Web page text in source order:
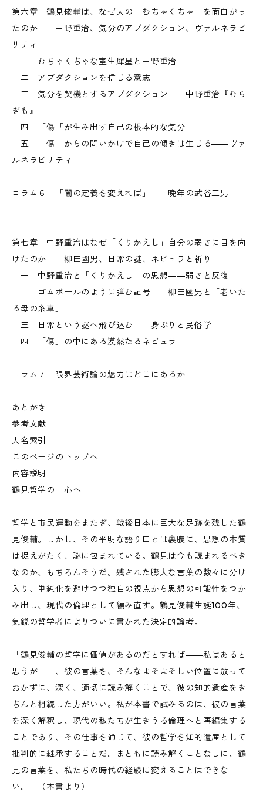
第六章 鶴見俊輔は、なぜ人の「むちゃくちゃ」を面白がっ
たのか――中野重治、気分のアブダクション、ヴァルネラビ
リティ
一 むちゃくちゃな室生犀星と中野重治
二 アブダクションを信じる意志
三 気分を契機とするアブダクション――中野重治『むら
ぎも』
四 「傷「が生み出す自己の根本的な気分
五 「傷」からの問いかけで自己の傾きは生じる――ヴァ
ルネラビリティ
コラム６ 「闇の定義を変えれば」――晩年の武谷三男
第七章 中野重治はなぜ「くりかえし」自分の弱さに目を向
けたのか――柳田國男、日常の謎、ネビュラと祈り
一 中野重治と「くりかえし」の思想――弱さと反復
二 ゴムボールのように弾む記号――柳田國男と「老いた
る母の糸車」
三 日常という謎へ飛び込む――身ぶりと民俗学
四 「傷」の中にある漠然たるネビュラ
コラム７ 限界芸術論の魅力はどこにあるか
あとがき
参考文献
人名索引
このページのトップへ
内容説明
鶴見哲学の中心へ
哲学と市民運動をまたぎ、戦後日本に巨大な足跡を残した鶴
見俊輔。しかし、その平明な語り口とは裏腹に、思想の本質
は捉えがたく、謎に包まれている。鶴見は今も読まれるべき
なのか、もちろんそうだ。残された膨大な言葉の数々に分け
入り、単純化を避けつつ独自の視点から思想の可能性をつか
み出し、現代の倫理として編み直す。鶴見俊輔生誕100年、
気鋭の哲学者によりついに書かれた決定的論考。
「鶴見俊輔の哲学に価値があるのだとすれば――私はあると
思うが――、彼の言葉を、そんなよそよそしい位置に放って
おかずに、深く、適切に読み解くことで、彼の知的遺産をき
ちんと相続した方がいい。私が本書で試みるのは、彼の言葉
を深く解釈し、現代の私たちが生きうる倫理へと再編集する
ことであり、その仕事を通じて、彼の哲学を知的遺産として
批判的に継承することだ。まともに読み解くことなしに、鶴
見の言葉を、私たちの時代の経験に変えることはできな
い。」（本書より）